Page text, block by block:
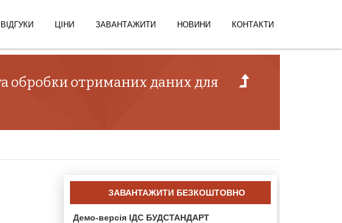
ВІДГУКИ ЦІНИ ЗАВАНТАЖИТИ НОВИНИ КОНТАКТИ
обробки отриманих даних для
ЗАВАНТАЖИТИ БЕЗКОШТОВНО
Демо-версія ІДС БУДСТАНДАРТ